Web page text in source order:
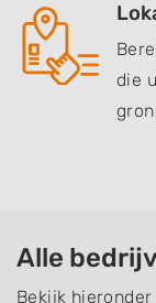
die
Alle
Bekijk